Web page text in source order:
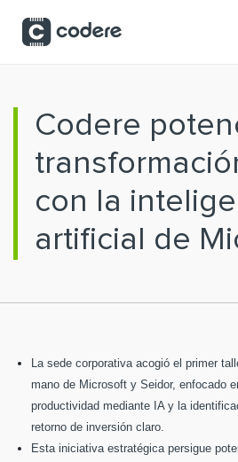
Codere
con la
artificial de
La sede corporativa acogió el primer
mano de Microsoft y Seidor, enfocado
productividad mediante IA y la
retorno de inversión claro.
Esta iniciativa estratégica persigue